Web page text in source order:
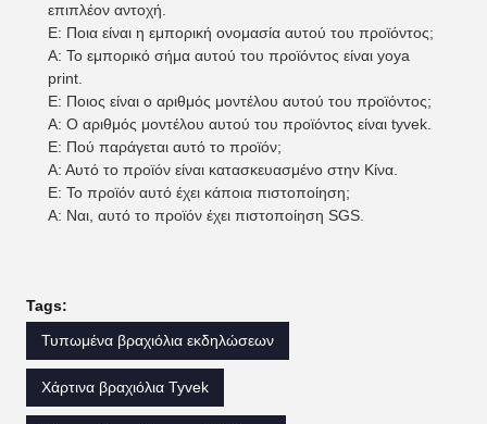
επιπλέον αντοχή.
Ε: Ποια είναι η εμπορική ονομασία αυτού του προϊόντος;
Α: Το εμπορικό σήμα αυτού του προϊόντος είναι yoya
print.
Ε: Ποιος είναι ο αριθμός μοντέλου αυτού του προϊόντος;
Α: Ο αριθμός μοντέλου αυτού του προϊόντος είναι tyvek.
Ε: Πού παράγεται αυτό το προϊόν;
Α: Αυτό το προϊόν είναι κατασκευασμένο στην Κίνα.
Ε: Το προϊόν αυτό έχει κάποια πιστοποίηση;
Α: Ναι, αυτό το προϊόν έχει πιστοποίηση SGS.
Tags:
Τυπωμένα βραχιόλια εκδηλώσεων
Χάρτινα βραχιόλια Tyvek